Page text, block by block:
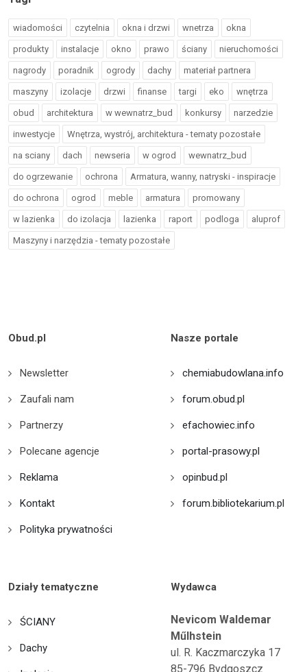
wiadomości czytelnia okna i drzwi wnetrza okna
produkty instalacje okno prawo ściany nieruchomości
nagrody poradnik ogrody dachy materiał partnera
maszyny izolacje drzwi finanse targi eko wnętrza
obud architektura w wewnatrz_bud konkursy narzedzie
inwestycje Wnętrza, wystrój, architektura - tematy pozostałe
na sciany dach newseria w ogrod wewnatrz_bud
do ogrzewanie ochrona Armatura, wanny, natryski - inspiracje
do ochrona ogrod meble armatura promowany
w lazienka do izolacja lazienka raport podloga aluprof
Maszyny i narzędzia - tematy pozostałe
Obud.pl
Newsletter
Zaufali nam
Partnerzy
Polecane agencje
Reklama
Kontakt
Polityka prywatności
Nasze portale
chemiabudowlana.info
forum.obud.pl
efachowiec.info
portal-prasowy.pl
opinbud.pl
forum.bibliotekarium.pl
Działy tematyczne
ŚCIANY
Dachy
Wydawca
Nevicom Waldemar
Műlhstein
ul. R. Kaczmarczyka 17
85-796 Bydgoszcz